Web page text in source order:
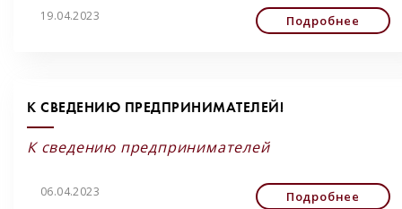
19.04.2023 Подробнее
К СВЕДЕНИЮ ПРЕДПРИНИМАТЕЛЕЙ!
К сведению предпринимателей
06.04.2023 Подробнее